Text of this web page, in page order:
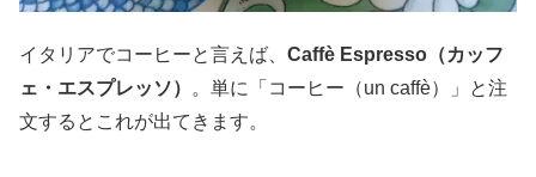
イタリアでコーヒーと言えば、 Caffè Espresso（カッフ
ェ・エスプレッソ）
。単に「コーヒー（un caffè）」と注
文するとこれが出てきます。